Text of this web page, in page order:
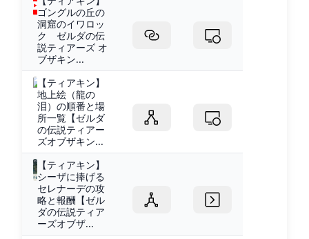
ゴングルの丘の
洞窟のイワロッ
ク ゼルダの伝
説ティアーズ オ
ブザキン...
【ティアキン】
地上絵（龍の
泪）の順番と場
所一覧【ゼルダ
の伝説ティアー
ズオブザキン...
【ティアキン】
シーザに捧げる
セレナーデの攻
略と報酬【ゼル
ダの伝説ティア
ーズオブザ...